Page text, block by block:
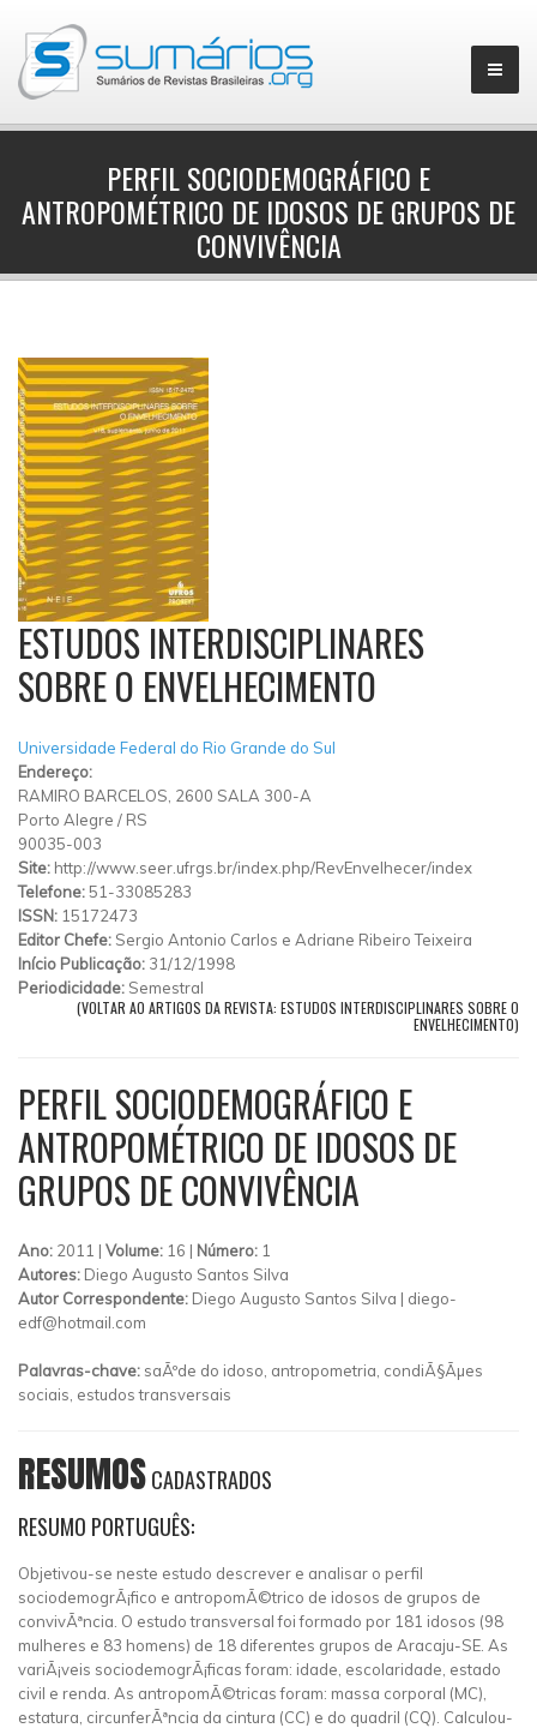
▼
PERFIL SOCIODEMOGRÁFICO E
ANTROPOMÉTRICO DE IDOSOS DE GRUPOS DE
CONVIVÊNCIA
ESTUDOS INTERDISCIPLINARES
SOBRE O ENVELHECIMENTO
Universidade Federal do Rio Grande do Sul
Endereço:
RAMIRO BARCELOS, 2600 SALA 300-A
Porto Alegre / RS
90035-003
Site: http://www.seer.ufrgs.br/index.php/RevEnvelhecer/index
Telefone:51-33085283
ISSN: 15172473
Editor Chefe: Sergio Antonio Carlos e Adriane Ribeiro Teixeira
Início Publicação: 31/12/1998
Periodicidade: Semestral
(VOLTAR AO ARTIGOS DA REVISTA: ESTUDOS INTERDISCIPLINARES SOBRE O
ENVELHECIMENTO)
PERFIL SOCIODEMOGRÁFICO E
ANTROPOMÉTRICO DE IDOSOS DE
GRUPOS DE CONVIVÊNCIA
Ano: 2011 | Volume: 16 | Número: 1
Autores: Diego Augusto Santos Silva
Autor Correspondente: Diego Augusto Santos Silva | diego-
edf@hotmail.com
Palavras-chave: saÃºde do idoso, antropometria, condiÃ§Ãµes
sociais, estudos transversais
RESUMOSCADASTRADOS
RESUMO PORTUGUÊS:
Objetivou-se neste estudo descrever e analisar o perfil
sociodemogrÃ¡fico e antropomÃ©trico de idosos de grupos de
convivÃªncia. O estudo transversal foi formado por 181 idosos (98
mulheres e 83 homens) de 18 diferentes grupos de Aracaju-SE. As
variÃ¡veis sociodemogrÃ¡ficas foram: idade, escolaridade, estado
civil e renda. As antropomÃ©tricas foram: massa corporal (MC),
estatura, circunferÃªncia da cintura (CC) e do quadril (CQ). Calculou-